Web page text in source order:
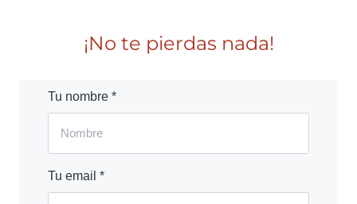
¡No te pierdas nada!
Tu nombre *
Tu email *